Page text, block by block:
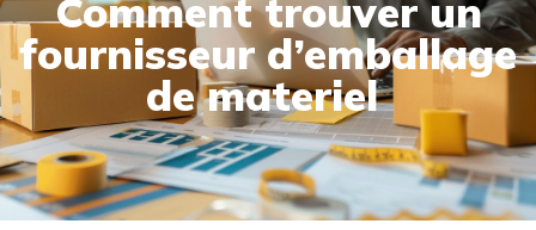
Comment trouver un
fournisseur d’emballage
de materiel